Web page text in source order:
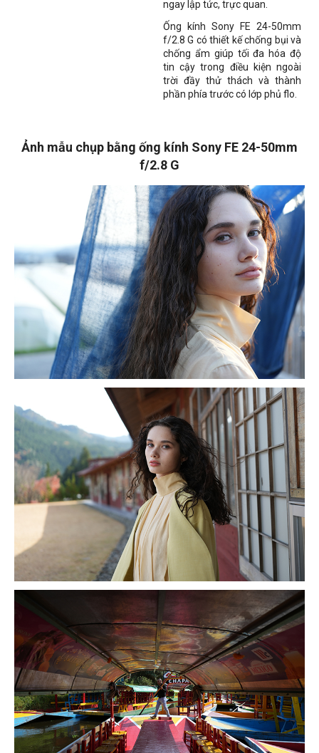
ngay lập tức, trực quan.
Ống kính Sony FE 24-50mm
f/2.8 G có thiết kế chống bụi và
chống ẩm giúp tối đa hóa độ
tin cậy trong điều kiện ngoài
trời đầy thử thách và thành
phần phía trước có lớp phủ flo.
Ảnh mẫu chụp bằng ống kính Sony FE 24-50mm
f/2.8 G